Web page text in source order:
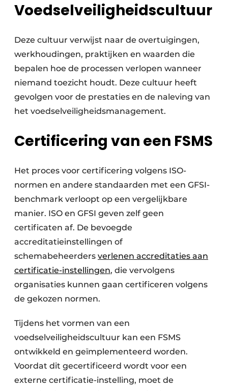
Voedselveiligheidscultuur
Deze cultuur verwijst naar de overtuigingen,
werkhoudingen, praktijken en waarden die
bepalen hoe de processen verlopen wanneer
niemand toezicht houdt. Deze cultuur heeft
gevolgen voor de prestaties en de naleving van
het voedselveiligheidsmanagement.
Certificering van een FSMS
Het proces voor certificering volgens ISO-
normen en andere standaarden met een GFSI-
benchmark verloopt op een vergelijkbare
manier. ISO en GFSI geven zelf geen
certificaten af. De bevoegde
accreditatieinstellingen of
schemabeheerders verlenen accreditaties aan
certificatie-instellingen, die vervolgens
organisaties kunnen gaan certificeren volgens
de gekozen normen.
Tijdens het vormen van een
voedselveiligheidscultuur kan een FSMS
ontwikkeld en geïmplementeerd worden.
Voordat dit gecertificeerd wordt voor een
externe certificatie-instelling, moet de